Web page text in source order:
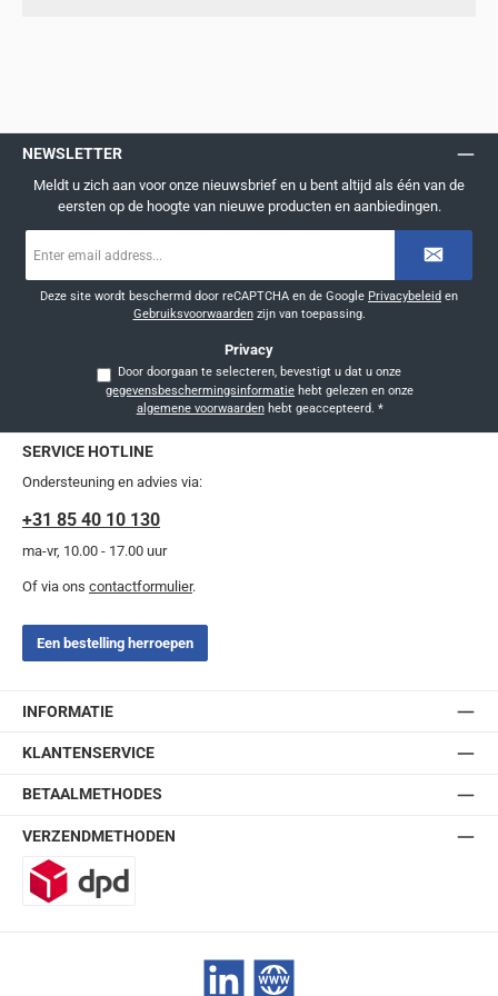
NEWSLETTER
Meldt u zich aan voor onze nieuwsbrief en u bent altijd als één van de
eersten op de hoogte van nieuwe producten en aanbiedingen.
mailadres
Deze site wordt beschermd door reCAPTCHA en de Google Privacybeleid en
Gebruiksvoorwaardenzijn van toepassing.
Privacy
Door doorgaan te selecteren, bevestigt u dat u onze
gegevensbeschermingsinformatie
algemene voorwaardenhebt geaccepteerd. *
SERVICE HOTLINE
Ondersteuning en advies via:
+31 85 40 10 130
ma-vr, 10.00 - 17.00 uur
Of via ons contactformulier.
Een bestelling herroepen
INFORMATIE
KLANTENSERVICE
BETAALMETHODES
VERZENDMETHODEN
LinkedIn Website